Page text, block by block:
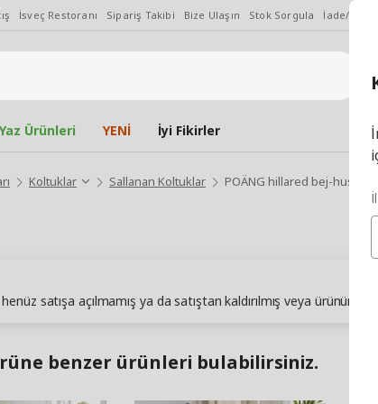
İsveç Restoranı Sipariş Takibi Bize Ulaşın Stok Sorgula İade/
Yaz Ürünleri YENİ İyi Fikirler
Koltuklar Sallanan Koltuklar POÄNG hillared bej-huş
satışa açılmamış ya da satıştan kaldırılmış veya ürünün
benzer ürünleri bulabilirsiniz.